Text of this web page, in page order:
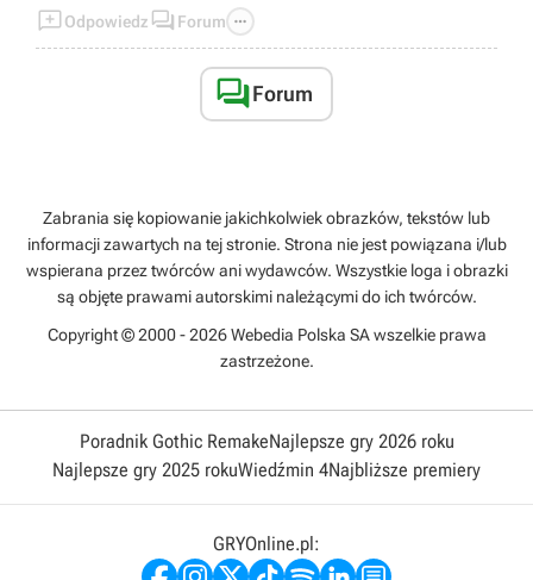
Odpowiedz  Forum 
Forum
Zabrania się kopiowanie jakichkolwiek obrazków, tekstów lub
informacji zawartych na tej stronie. Strona nie jest powiązana i/lub
wspierana przez twórców ani wydawców. Wszystkie loga i obrazki
są objęte prawami autorskimi należącymi do ich twórców.
Copyright © 2000 - 2026 Webedia Polska SA wszelkie prawa
zastrzeżone.
Poradnik Gothic RemakeNajlepsze gry 2026 roku
Najlepsze gry 2025 rokuWiedźmin 4Najbliższe premiery
GRYOnline.pl: